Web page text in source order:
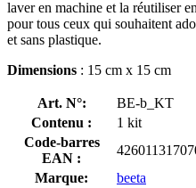
laver en machine et la réutiliser
pour tous ceux qui souhaitent
et sans plastique.
Dimensions : 15 cm x 15 cm
Art. N°:
BE-b_KT
Contenu :
1 kit
Code-barres
EAN :
Marque:
beeta